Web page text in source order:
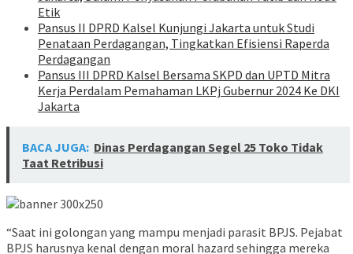
Etik
Pansus II DPRD Kalsel Kunjungi Jakarta untuk Studi
Penataan Perdagangan, Tingkatkan Efisiensi Raperda
Perdagangan
Pansus III DPRD Kalsel Bersama SKPD dan UPTD Mitra
Kerja Perdalam Pemahaman LKPj Gubernur 2024 Ke DKI
Jakarta
BACA JUGA: Dinas Perdagangan Segel 25 Toko Tidak
Taat Retribusi
“Saat ini golongan yang mampu menjadi parasit BPJS. Pejabat
BPJS harusnya kenal dengan moral hazard sehingga mereka